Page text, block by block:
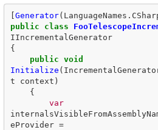
[Generator( LanguageNames .
public
class
IIncrementalGenerator
{
public void
Initialize (
t
context )
{
var
eProvider =